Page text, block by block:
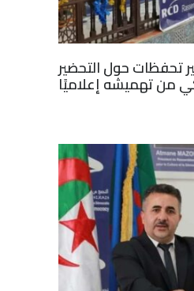
تحفظات حول التحضير
من تهميشه إعلاميًا